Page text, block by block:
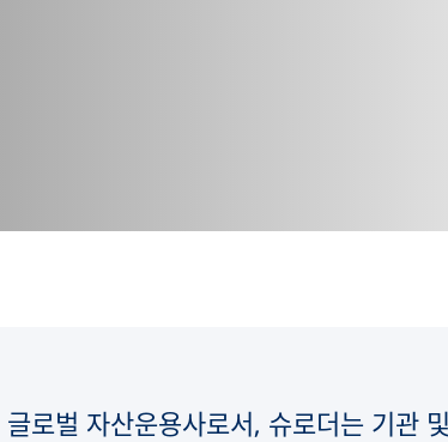
글로벌 자산운용사로서, 슈로더는 기관